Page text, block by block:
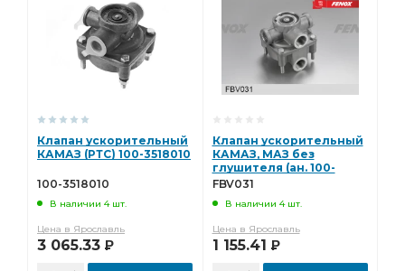
Клапан ускорительный
КАМАЗ (РТС) 100-3518010
100-3518010
В наличии 4 шт.
Цена в Ярославль
3 065.33 Р
Клапан ускорительный
КАМАЗ, МАЗ без
глушителя (ан. 100-
3518010) FENOX FBV031
FBV031
В наличии 4 шт.
Цена в Ярославль
1 155.41 Р